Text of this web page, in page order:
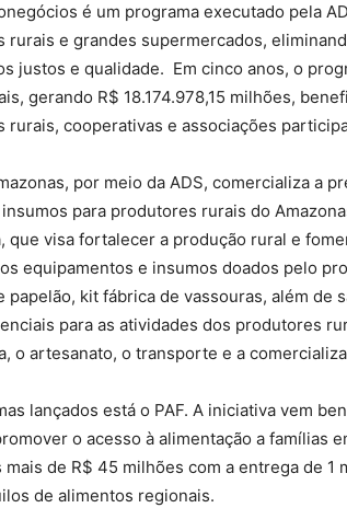
é um programa executado pela
e grandes supermercados,
justos e qualidade. Em cinco anos, o
gerando R$ 18.174.978,15 milhões,
rurais, cooperativas e associações
por meio da ADS, comercializa a
para produtores rurais do
que visa fortalecer a produção rural e
equipamentos e insumos doados pelo
papelão, kit fábrica de vassouras, além de
para as atividades dos produtores
o artesanato, o transporte e a
lançados está o PAF. A iniciativa vem
o acesso à alimentação a famílias
de R$ 45 milhões com a entrega de 1
de alimentos regionais.